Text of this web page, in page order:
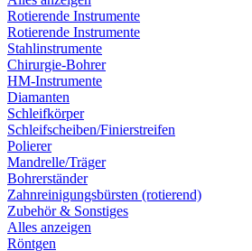
Rotierende Instrumente
Rotierende Instrumente
Stahlinstrumente
Chirurgie-Bohrer
HM-Instrumente
Diamanten
Schleifkörper
Schleifscheiben/Finierstreifen
Polierer
Mandrelle/Träger
Bohrerständer
Zahnreinigungsbürsten (rotierend)
Zubehör & Sonstiges
Alles anzeigen
Röntgen